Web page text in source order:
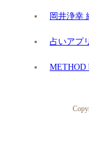
岡井浄幸
占いアプ
METHOD